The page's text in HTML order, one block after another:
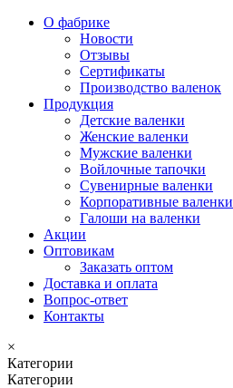
О фабрике
Новости
Отзывы
Сертификаты
Производство валенок
Продукция
Детские валенки
Женские валенки
Мужские валенки
Войлочные тапочки
Сувенирные валенки
Корпоративные валенки
Галоши на валенки
Акции
Оптовикам
Заказать оптом
Доставка и оплата
Вопрос-ответ
Контакты
×
Категории
Категории